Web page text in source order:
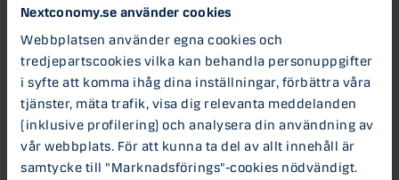
Nextconomy.se använder cookies
Webbplatsen använder egna cookies och
tredjepartscookies vilka kan behandla personuppgifter
i syfte att komma ihåg dina inställningar, förbättra våra
tjänster, mäta trafik, visa dig relevanta meddelanden
(inklusive profilering) och analysera din användning av
vår webbplats. För att kunna ta del av allt innehåll är
samtycke till "Marknadsförings"-cookies nödvändigt.
börsen under 2025. Men mitt i besvikelsen finns en
ljuspunkt som trotsar trenden och visar på en annan väg
till framgång: SCA . SCA lyckades driva tillväxt tack vare
upprampningen av den nya kraftlinermaskinen i Obbola,
relativt höga massapriser under kvartalet och en, relativt
södra Sverige, fördelaktig virkesförsörjningssituation i
norra Sverige.